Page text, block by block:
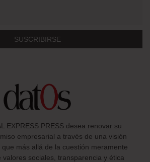
EXPRESS PRESS desea renovar su
empresarial a través de una visión
más allá de la cuestión meramente
valores sociales, transparencia y ética